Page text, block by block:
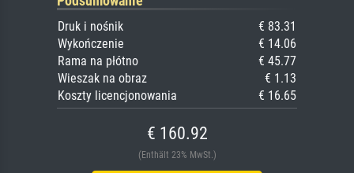
Druk i nośnik
€ 83.31
Wykończenie
€ 14.06
Rama na płótno
€ 45.77
Wieszak na obraz
€ 1.13
Koszty licencjonowania
€ 16.65
€ 160.92
(Enthält 23% MwSt.)